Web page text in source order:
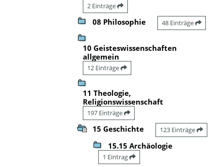
2 Einträge
08 Philosophie 48 Einträge
10 Geisteswissenschaften
allgemein
12 Einträge
11 Theologie,
Religionswissenschaft
197 Einträge
15 Geschichte 123 Einträge
15.15 Archäologie
1 Eintrag